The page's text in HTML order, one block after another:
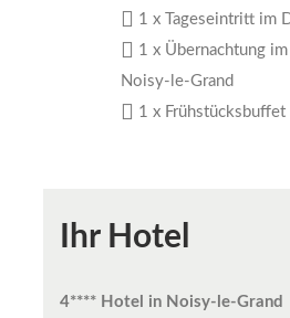
1 x Tageseintritt im
1 x Übernachtung
Noisy-le-Grand
1 x Frühstücksbuffet
Ihr Hotel
4**** Hotel in Noisy-le-Grand